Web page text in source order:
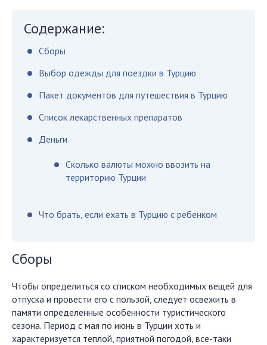
Содержание:
Сборы
Выбор одежды для поездки в Турцию
Пакет документов для путешествия в Турцию
Список лекарственных препаратов
Деньги
Сколько валюты можно ввозить на
территорию Турции
Что брать, если ехать в Турцию с ребенком
Сборы
Чтобы определиться со списком необходимых вещей для
отпуска и провести его с пользой, следует освежить в
памяти определенные особенности туристического
сезона. Период с мая по июнь в Турции хоть и
характеризуется теплой, приятной погодой, все-таки